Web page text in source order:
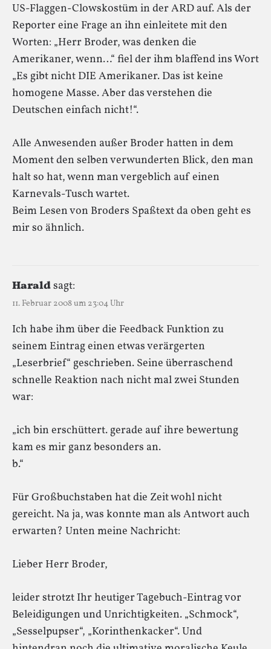
US-Flaggen-Clowskostüm in der ARD auf. Als der
Reporter eine Frage an ihn einleitete mit den
Worten: „Herr Broder, was denken die
Amerikaner, wenn…“ fiel der ihm blaffend ins Wort
„Es gibt nicht DIE Amerikaner. Das ist keine
homogene Masse. Aber das verstehen die
Deutschen einfach nicht!“.
Alle Anwesenden außer Broder hatten in dem
Moment den selben verwunderten Blick, den man
halt so hat, wenn man vergeblich auf einen
Karnevals-Tusch wartet.
Beim Lesen von Broders Spaßtext da oben geht es
mir so ähnlich.
Haraldsagt:
11. Februar 2008 um 23:04 Uhr
Ich habe ihm über die Feedback Funktion zu
seinem Eintrag einen etwas verärgerten
„Leserbrief“ geschrieben. Seine überraschend
schnelle Reaktion nach nicht mal zwei Stunden
war:
„ich bin erschüttert. gerade auf ihre bewertung
kam es mir ganz besonders an.
b.“
Für Großbuchstaben hat die Zeit wohl nicht
gereicht. Na ja, was konnte man als Antwort auch
erwarten? Unten meine Nachricht:
Lieber Herr Broder,
leider strotzt Ihr heutiger Tagebuch-Eintrag vor
Beleidigungen und Unrichtigkeiten. „Schmock“,
„Sesselpupser“, „Korinthenkacker“. Und